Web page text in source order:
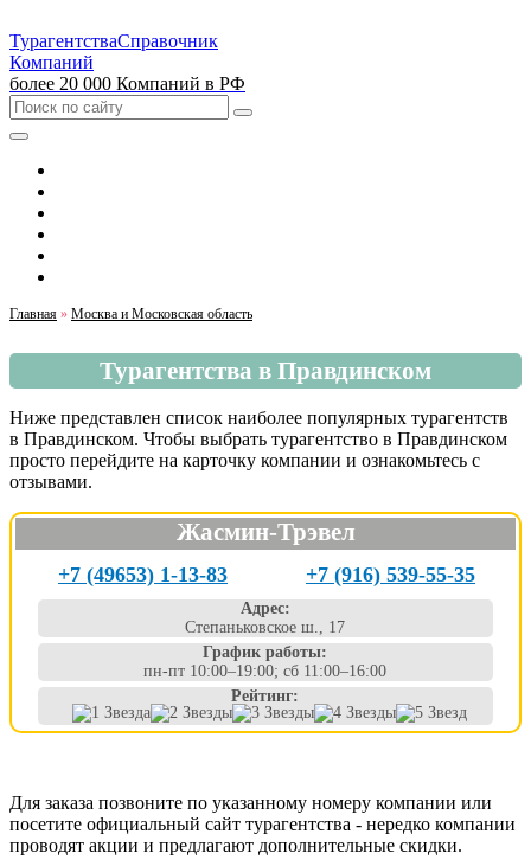
ТурагентстваСправочник
Компаний
более 20 000 Компаний в РФ
Главная » Москва и Московская область
Турагентства в Правдинском
Ниже представлен список наиболее популярных турагентств
в Правдинском. Чтобы выбрать турагентство в Правдинском
просто перейдите на карточку компании и ознакомьтесь с
отзывами.
Жасмин-Трэвел
+7 (49653) 1-13-83 +7 (916) 539-55-35
Адрес:
Степаньковское ш., 17
График работы:
пн-пт 10:00–19:00; сб 11:00–16:00
Рейтинг:
Для заказа позвоните по указанному номеру компании или
посетите официальный сайт турагентства - нередко компании
проводят акции и предлагают дополнительные скидки.